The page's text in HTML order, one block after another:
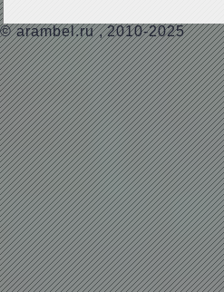
© arambel.ru, 2010-2025